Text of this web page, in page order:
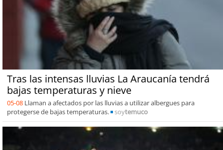
Tras las intensas lluvias La Araucanía tendrá
bajas temperaturas y nieve
05-08 Llaman a afectados por las lluvias a utilizar albergues para
protegerse de bajas temperaturas.
soytemuco